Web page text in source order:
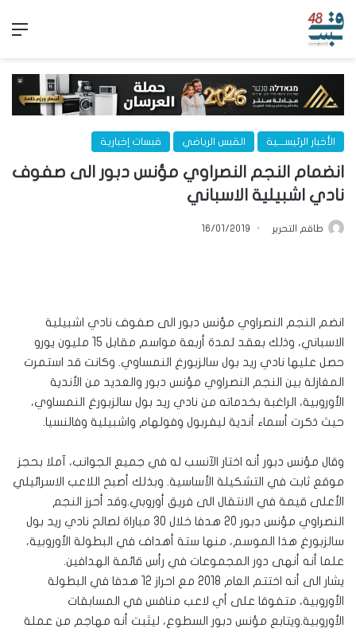
الأخبار الرئيســـية القبس الرياضي قبسات إخبارية
انضمام النجم النصراوي مؤنس دبور الى صفوف
نادي اشبيلية الاسباني
طاقم التحرير 16/01/2019
انضم النجم النصراوي مؤنس دبور الى صفوف نادي اشبيلية
الاسباني، وذلك بعقد لمدة أربعة مواسم مقابل 15 مليون يورو
حصل عليها نادي ريد بول سالزبورغ النمساوي. وكانت قد استمرت
المغازلة بين النجم النصراوي مؤنس دبور والعديد من الأندية
الأوروبية، الراغبة بخدماته من نادي ريد بول سالزبورغ النمساوي،
حيث ذكرت أسماء أندية ليفربول وفولهام واشبيلية وفالنسيا.
وقال مؤنس دبور أنه اختار الآنسب له في جميع الجوانب، آملا بحجز
موقع ثابت في التشكيلة الأساسية. وبذلك أصبح اللاعب الاسرائيلي
الأعلى قيمة في الانتقال الى فريق أوروبي.وقد أحرز النجم
النصراوي مؤنس دبور 20 هدفا خلال 30 مباراة لصالح نادي ريد بول
سالزبورغ هذا الموسم، منها ستة أهداف في البطولة الأوروبية،
علما أنه أنهى دور المجموعات في رأس قائمة الهدافين.
يشار الى أنه اختتم العام 2018 مع احراز 12 هدفا في البطولة
الأوروبية، متفوقا على أي لاعب منافس في المسابقات
الأوروبية.ويتابع مؤنس دبور السطوع، ليثبت أنه مهاجم من عملة